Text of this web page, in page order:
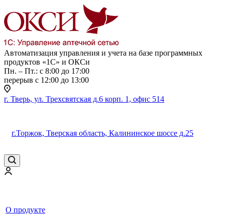
Автоматизация управления и учета на базе программных
продуктов «1С» и ОКСи
Пн. – Пт.: с 8:00 до 17:00
перерыв с 12:00 до 13:00
г. Тверь, ул. Трехсвятская д.6 корп. 1, офис 514
г.Торжок, Тверская область, Калининское шоссе д.25
О продукте